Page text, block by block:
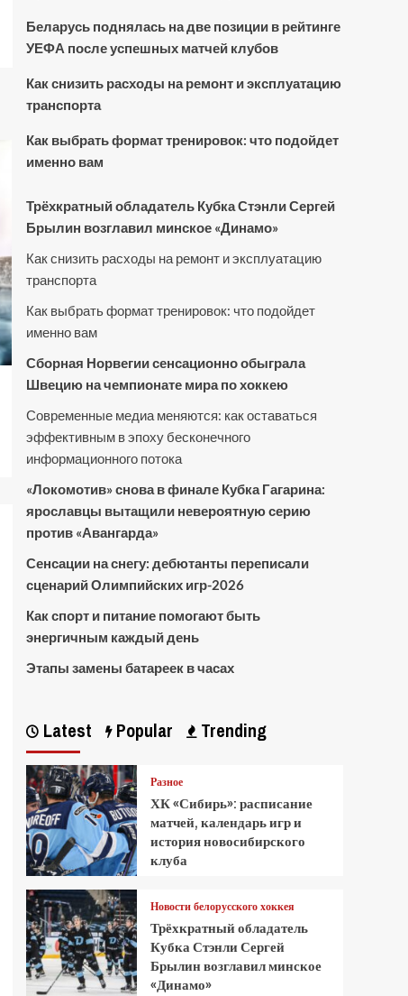
Беларусь поднялась на две позиции в рейтинге
УЕФА после успешных матчей клубов
Как снизить расходы на ремонт и эксплуатацию
транспорта
Как выбрать формат тренировок: что подойдет
именно вам
Трёхкратный обладатель Кубка Стэнли Сергей
Брылин возглавил минское «Динамо»
Как снизить расходы на ремонт и эксплуатацию
транспорта
Как выбрать формат тренировок: что подойдет
именно вам
Сборная Норвегии сенсационно обыграла
Швецию на чемпионате мира по хоккею
Современные медиа меняются: как оставаться
эффективным в эпоху бесконечного
информационного потока
«Локомотив» снова в финале Кубка Гагарина:
ярославцы вытащили невероятную серию
против «Авангарда»
Сенсации на снегу: дебютанты переписали
сценарий Олимпийских игр-2026
Как спорт и питание помогают быть
энергичным каждый день
Этапы замены батареек в часах
Latest Popular Trending
Разное
ХК «Сибирь»: расписание
матчей, календарь игр и
история новосибирского
клуба
Новости белорусского хоккея
Трёхкратный обладатель
Кубка Стэнли Сергей
Брылин возглавил минское
«Динамо»